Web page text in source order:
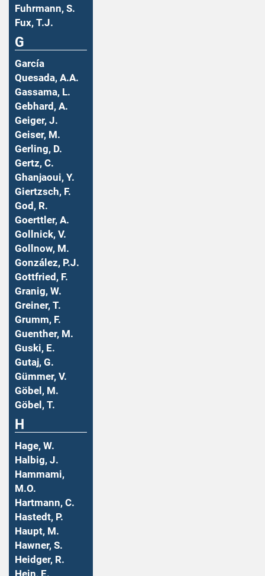
Fuhrmann, S.
Fux, T.J.
G
García
Quesada, A.A.
Gassama, L.
Gebhard, A.
Geiger, J.
Geiser, M.
Gerling, D.
Gertz, C.
Ghanjaoui, Y.
Giertzsch, F.
God, R.
Goerttler, A.
Gollnick, V.
Gollnow, M.
González, P.J.
Gottfried, F.
Granig, W.
Greiner, T.
Grumm, F.
Guenther, M.
Guski, E.
Gutaj, G.
Gümmer, V.
Göbel, M.
Göbel, T.
H
Hage, W.
Halbig, J.
Hammami,
M.O.
Hartmann, C.
Hastedt, P.
Haupt, M.
Hawner, S.
Heidger, R.
Hein, E.